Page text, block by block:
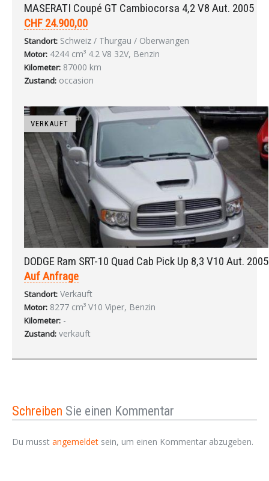
MASERATI Coupé GT Cambiocorsa 4,2 V8 Aut. 2005
CHF 24.900,00
Standort: Schweiz / Thurgau / Oberwangen
Motor: 4244 cm³ 4.2 V8 32V, Benzin
Kilometer: 87000 km
Zustand: occasion
VERKAUFT
DODGE Ram SRT-10 Quad Cab Pick Up 8,3 V10 Aut. 2005
Auf Anfrage
Standort: Verkauft
Motor: 8277 cm³ V10 Viper, Benzin
Kilometer: -
Zustand: verkauft
Schreiben Sie einen Kommentar
Du musst angemeldet sein, um einen Kommentar abzugeben.